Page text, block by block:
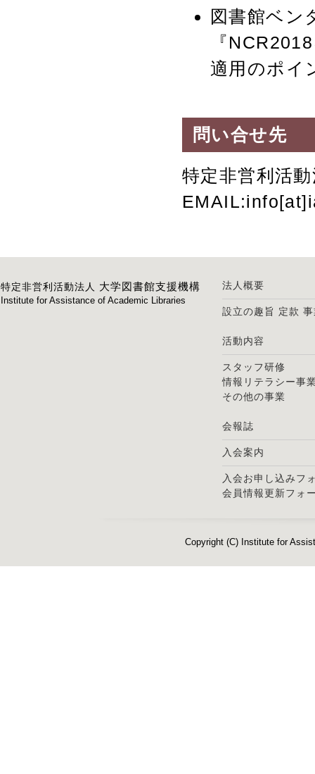
図書館ベン
『
適用の
問い合せ先
特定非営利活
特定非営利活動法人 大学図書館支援機構
Institute for Assistance of Academic Libraries
法人概要
設立の趣旨 定款
活動内容
スタッフ研修
情報リテラシー事
その他の事業
会報誌
入会案内
入会お申し込みフ
会員情報更新フォ
Copyright (C) Institute for